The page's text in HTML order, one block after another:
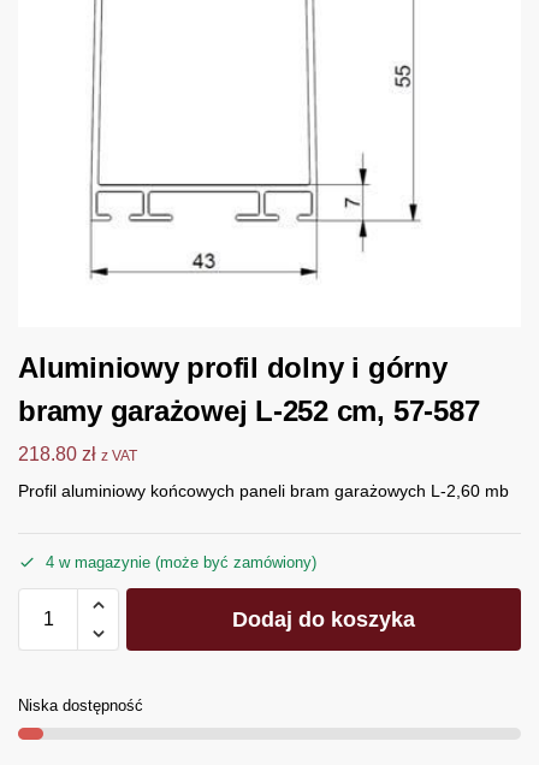
Aluminiowy profil dolny i górny
bramy garażowej L-252 cm, 57-587
218.80 zł z VAT
Profil aluminiowy końcowych paneli bram garażowych L-2,60 mb
4 w magazynie (może być zamówiony)
Dodaj do koszyka
Niska dostępność